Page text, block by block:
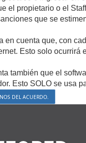
el propietario o el
que se
en cuenta que, con
Esto solo ocurrirá
también que el
Esto SOLO se usa